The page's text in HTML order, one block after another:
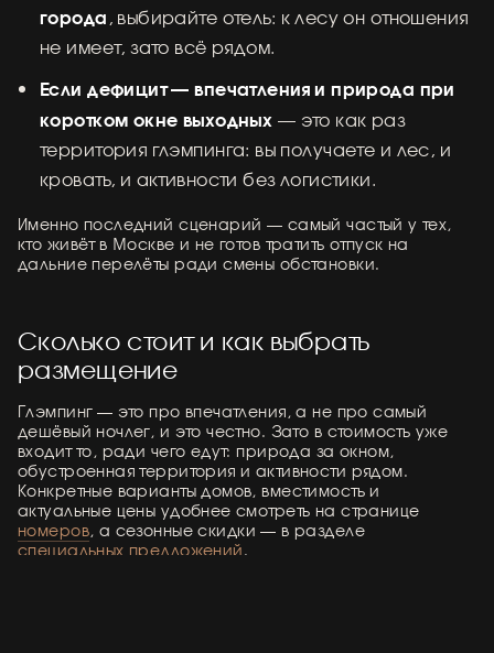
города, выбирайте отель: к лесу он отношения
не имеет, зато всё рядом.
Если дефицит — впечатления и природа при
коротком окне выходных — это как раз
территория глэмпинга: вы получаете и лес, и
кровать, и активности без логистики.
Именно последний сценарий — самый частый у тех,
кто живёт в Москве и не готов тратить отпуск на
дальние перелёты ради смены обстановки.
Сколько стоит и как выбрать
размещение
Глэмпинг — это про впечатления, а не про самый
дешёвый ночлег, и это честно. Зато в стоимость уже
входит то, ради чего едут: природа за окном,
обустроенная территория и активности рядом.
Конкретные варианты домов, вместимость и
актуальные цены удобнее смотреть на странице
номеров, а сезонные скидки — в разделе
специальных предложений.